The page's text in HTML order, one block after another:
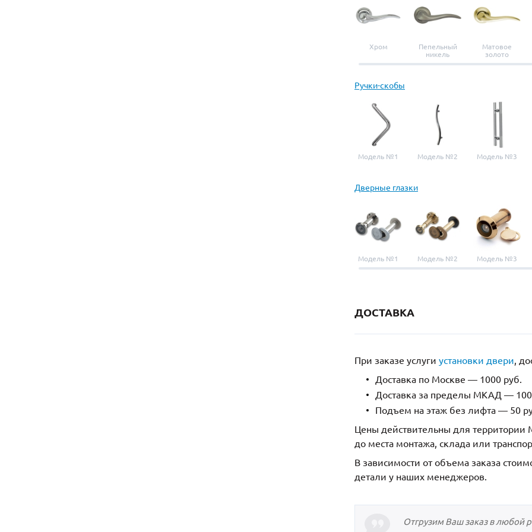
Хром
Пепельный
никель
Матовое
золото
Ручки-скобы
Модель №1 Модель №2 Модель №3
Дверные глазки
Модель №1 Модель №2 Модель №3
ДОСТАВКА
При заказе услуги установки двери,
Доставка по Москве — 1000 руб.
Доставка за пределы МКАД —
Подъем на этаж без лифта — 50
Цены действительны для территории
до места монтажа, склада или
В зависимости от объема заказа
детали у наших менеджеров.
Отгрузим Ваш заказ в любой